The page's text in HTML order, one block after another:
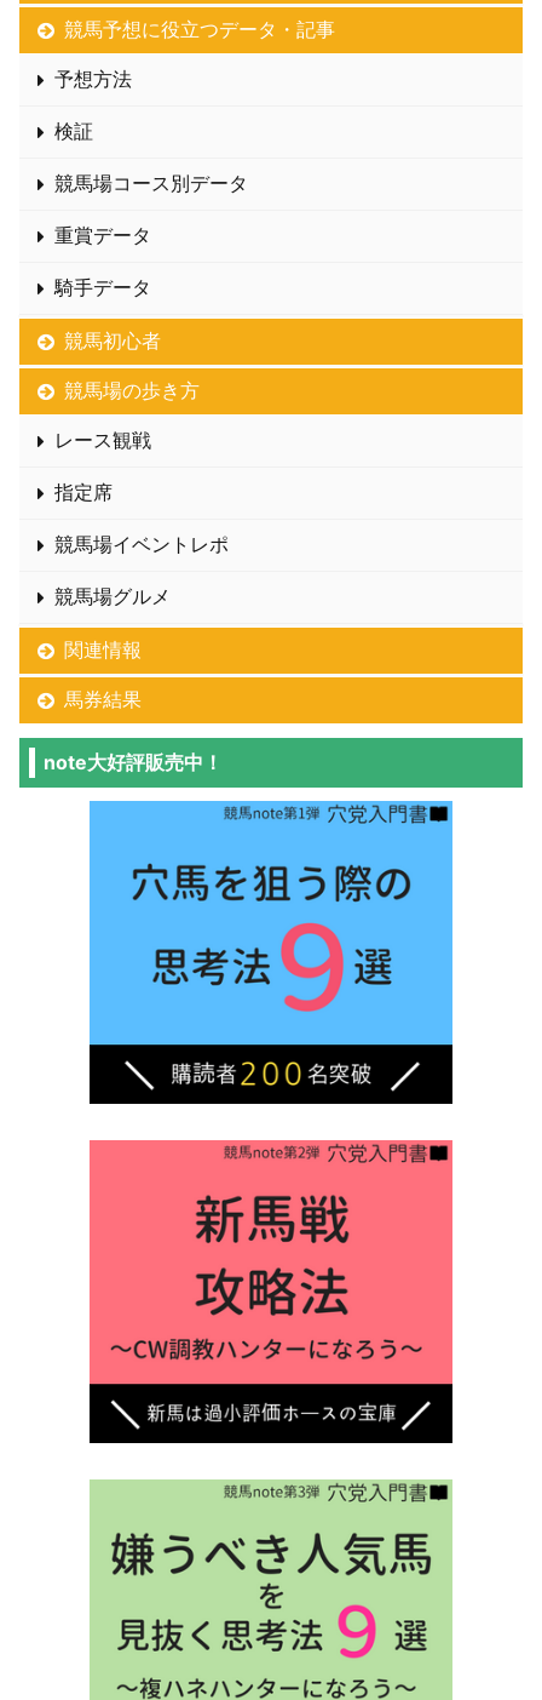
競馬予想に役立つデータ・記事
予想方法
検証
競馬場コース別データ
重賞データ
騎手データ
競馬初心者
競馬場の歩き方
レース観戦
指定席
競馬場イベントレポ
競馬場グルメ
関連情報
馬券結果
note大好評販売中！